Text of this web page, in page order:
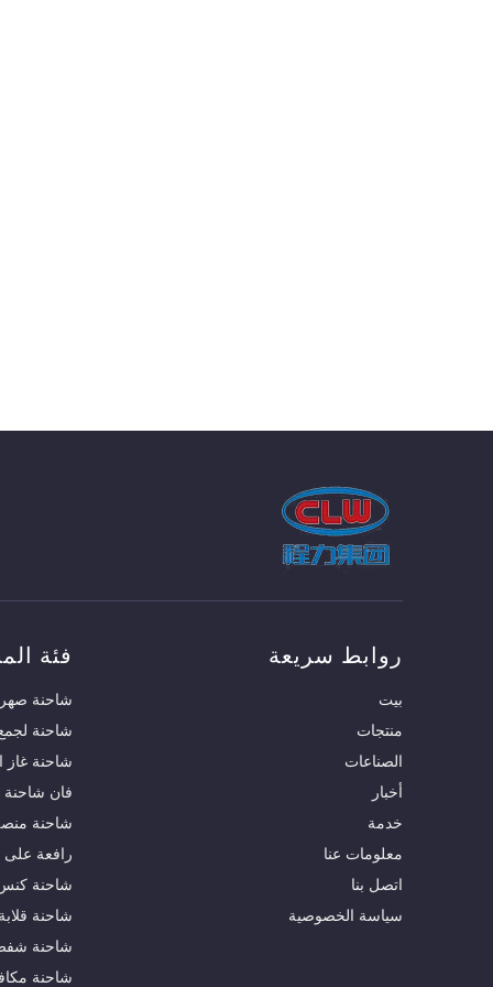
روابط سريعة
بيت
منتجات
الصناعات
أخبار
خدمة
معلومات عنا
اتصل بنا
سياسة الخصوصية
فئة
شاحنة
شاحنة
شاحنة غاز
فان شاحنة
شاحنة
رافعة
شاحنة
شاحنة قلابة
شاحنة
شاحنة